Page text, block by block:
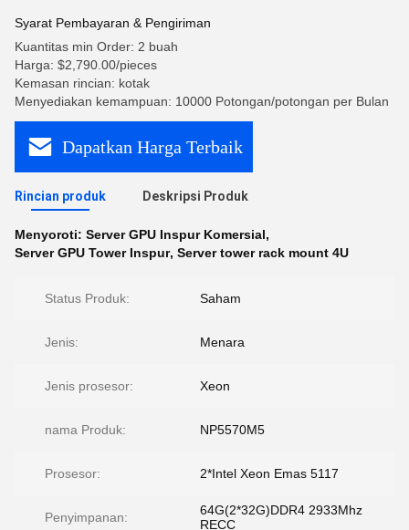
Syarat Pembayaran & Pengiriman
Kuantitas min Order: 2 buah
Harga: $2,790.00/pieces
Kemasan rincian: kotak
Menyediakan kemampuan: 10000 Potongan/potongan per Bulan
Dapatkan Harga Terbaik
Rincian produk Deskripsi Produk
Menyoroti: Server GPU Inspur Komersial,
Server GPU Tower Inspur, Server tower rack mount 4U
Status Produk: Saham
Jenis: Menara
Jenis prosesor: Xeon
nama Produk: NP5570M5
Prosesor: 2*Intel Xeon Emas 5117
Penyimpanan:
64G(2*32G)DDR4 2933Mhz
RECC